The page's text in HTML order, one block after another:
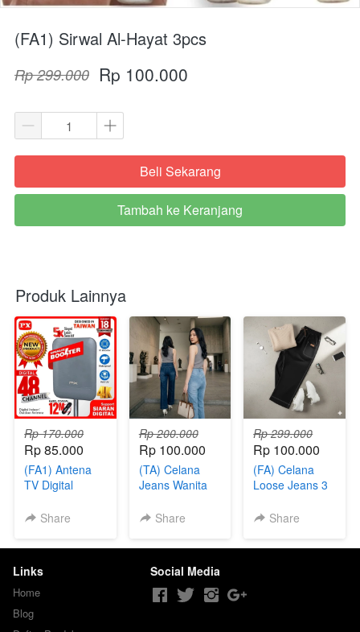
(FA1) Sirwal Al-Hayat 3pcs
Rp 299.000 Rp 100.000
`Beli Sekarang
`
Tambah ke Keranjang
Produk Lainnya
Rp 170.000
Rp 85.000
(FA1) Antena
TV Digital
Share
Rp 200.000
Rp 100.000
(TA) Celana
Jeans Wanita
Share
Rp 299.000
Rp 100.000
(FA) Celana
Loose Jeans 3
Share
Links
Home
Blog
Social Media